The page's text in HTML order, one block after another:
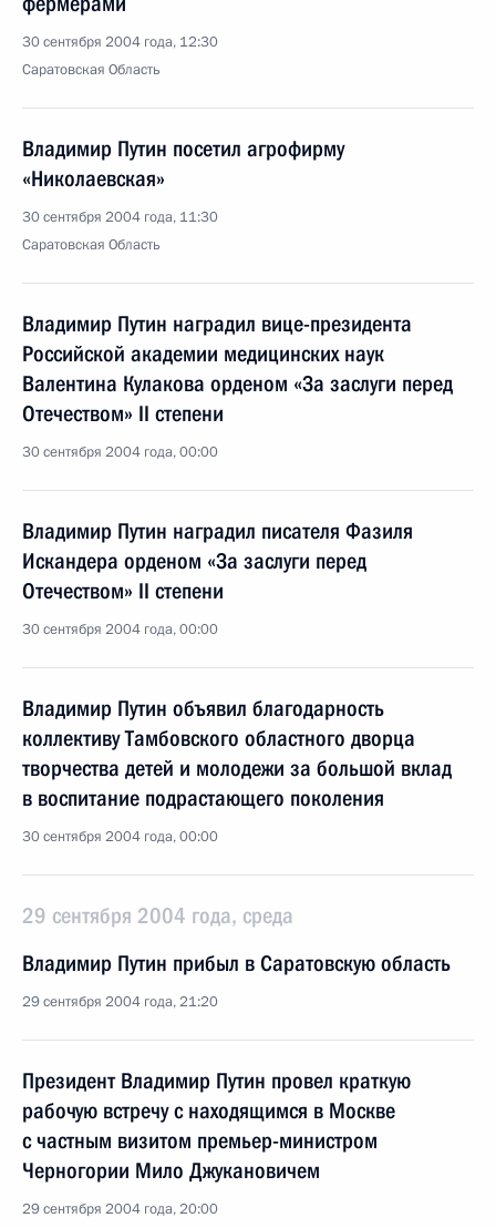
30 сентября 2004 года, 12:30
Саратовская Область
Владимир Путин посетил агрофирму
«Николаевская»
30 сентября 2004 года, 11:30
Саратовская Область
Владимир Путин наградил вице-президента
Российской академии медицинских наук
Валентина Кулакова орденом «За заслуги перед
Отечеством» II степени
30 сентября 2004 года, 00:00
Владимир Путин наградил писателя Фазиля
Искандера орденом «За заслуги перед
Отечеством» II степени
30 сентября 2004 года, 00:00
Владимир Путин объявил благодарность
коллективу Тамбовского областного дворца
творчества детей и молодежи за большой вклад
в воспитание подрастающего поколения
30 сентября 2004 года, 00:00
29 сентября 2004 года, среда
Владимир Путин прибыл в Саратовскую область
29 сентября 2004 года, 21:20
Президент Владимир Путин провел краткую
рабочую встречу с находящимся в Москве
с частным визитом премьер-министром
Черногории Мило Джукановичем
29 сентября 2004 года, 20:00